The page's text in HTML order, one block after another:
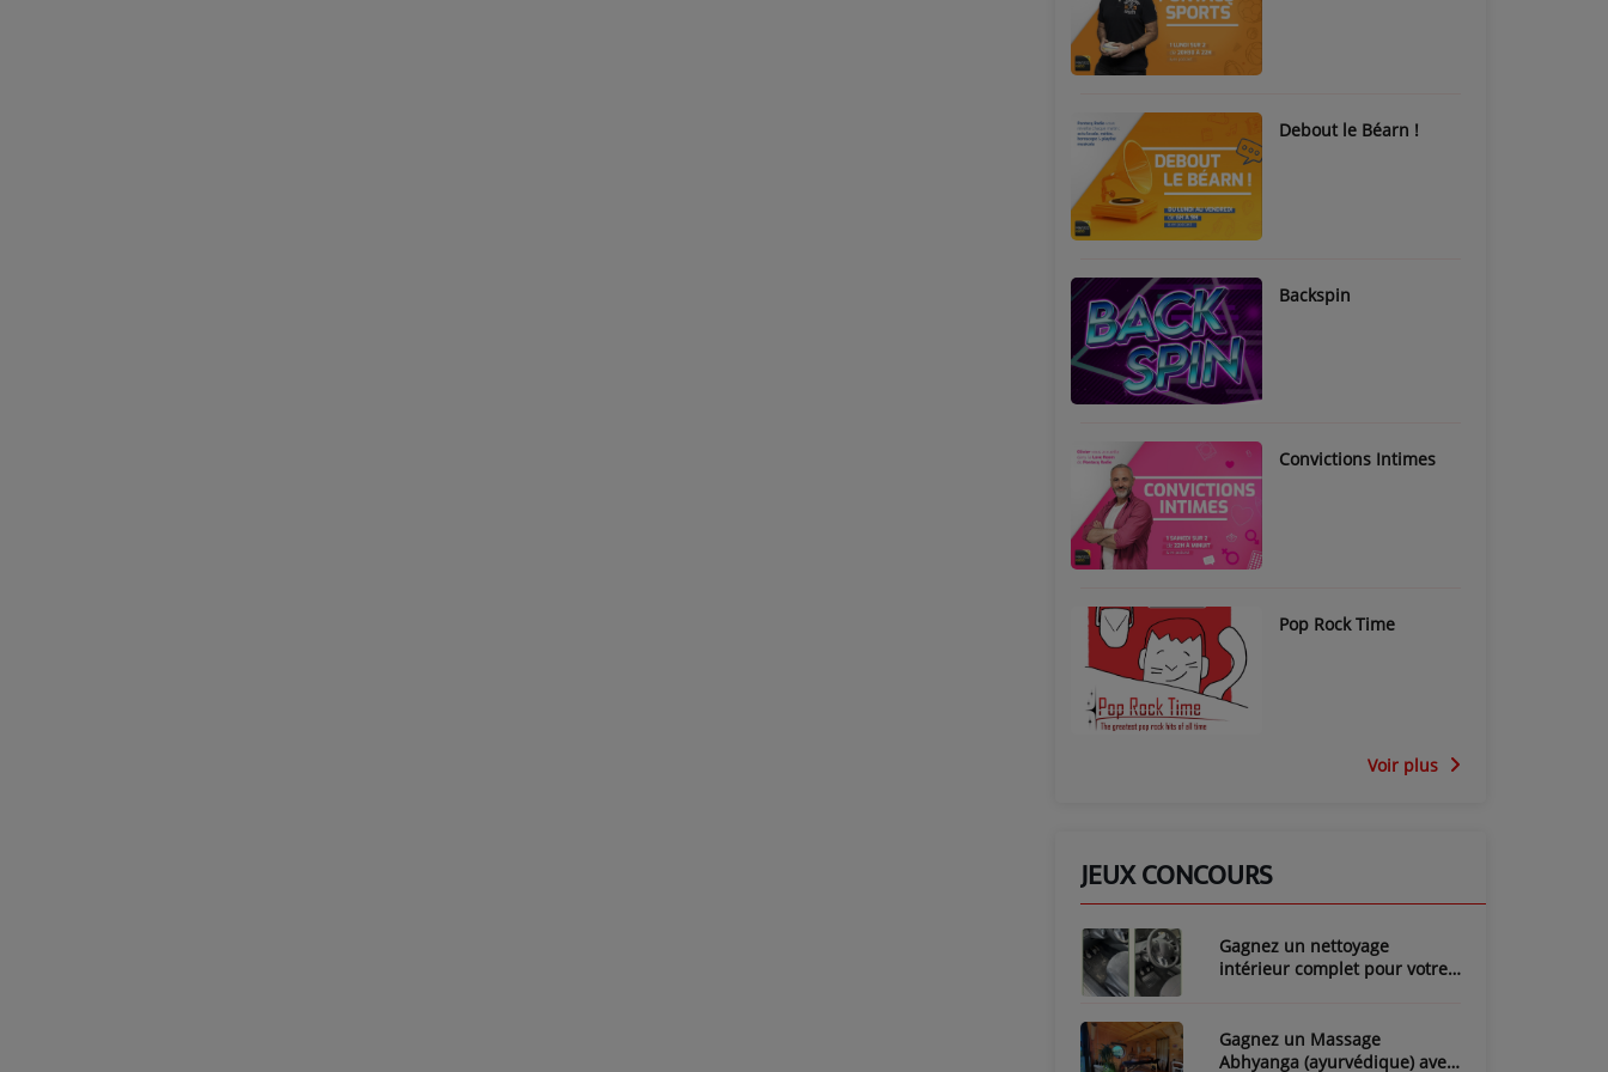
Debout le Béarn !
Backspin
Convictions Intimes
Pop Rock Time
Voir plus
JEUX CONCOURS
Gagnez un nettoyage
intérieur complet pour votre
Gagnez un Massage
Abhyanga (ayurvédique) avec